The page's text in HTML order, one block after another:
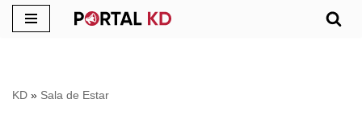
conteúdo
KD » Sala de Estar